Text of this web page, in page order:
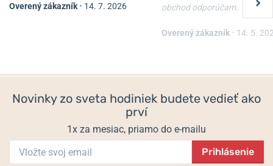
Overený zákazník • 14. 7. 2026
obchod odporúčam.
Overený zákazník • 14. 5.
Novinky zo sveta hodiniek budete vedieť ako
prví
1x za mesiac, priamo do e-mailu
Prihlásenie